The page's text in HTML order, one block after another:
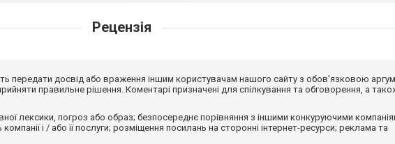
Рецензія
передати досвід або враження іншим користувачам нашого сайту з обов'язковою
правильне рішення. Коментарі призначені для спілкування та обговорення, а
лексики, погроз або образ; безпосереднє порівняння з іншими конкуруючими
і / або її послуги; розміщення посилань на сторонні інтернет-ресурси; реклама та